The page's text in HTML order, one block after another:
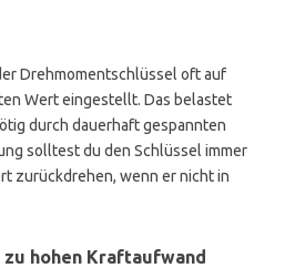
Drehmomentschlüssel oft auf
Wert eingestellt. Das belastet
durch dauerhaft gespannten
solltest du den Schlüssel immer
zurückdrehen, wenn er nicht in
hohen Kraftaufwand